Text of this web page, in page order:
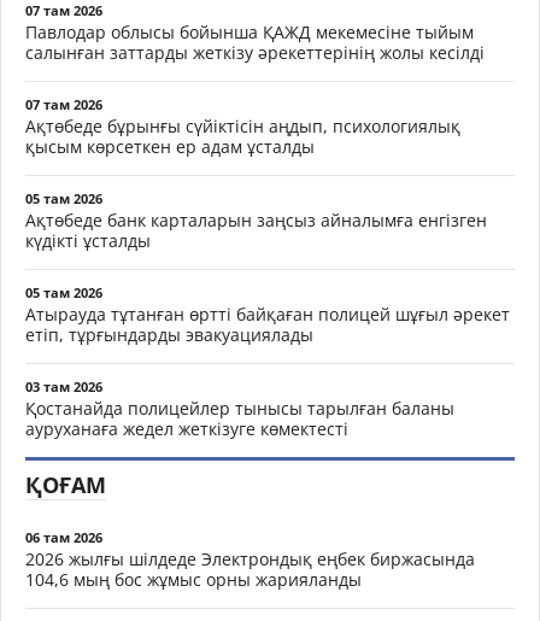
07 там 2026
Павлодар облысы бойынша ҚАЖД мекемесіне тыйым
салынған заттарды жеткізу әрекеттерінің жолы кесілді
07 там 2026
Ақтөбеде бұрынғы сүйіктісін аңдып, психологиялық
қысым көрсеткен ер адам ұсталды
05 там 2026
Ақтөбеде банк карталарын заңсыз айналымға енгізген
күдікті ұсталды
05 там 2026
Атырауда тұтанған өртті байқаған полицей шұғыл әрекет
етіп, тұрғындарды эвакуациялады
03 там 2026
Қостанайда полицейлер тынысы тарылған баланы
ауруханаға жедел жеткізуге көмектесті
ҚОҒАМ
06 там 2026
2026 жылғы шілдеде Электрондық еңбек биржасында
104,6 мың бос жұмыс орны жарияланды